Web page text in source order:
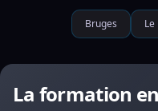
Bruges
La formation